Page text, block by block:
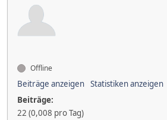
Offline
Beiträge anzeigen Statistiken anzeigen
Beiträge:
22 (0,008 pro Tag)